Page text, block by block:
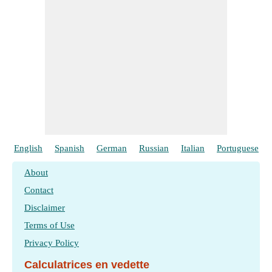
English Spanish German Russian Italian Portuguese
About
Contact
Disclaimer
Terms of Use
Privacy Policy
Calculatrices en vedette